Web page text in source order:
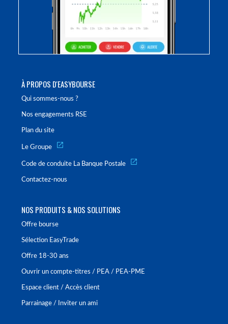
À PROPOS D'EASYBOURSE
Qui sommes-nous ?
Nos engagements RSE
Plan du site
Le Groupe
Code de conduite La Banque Postale
Contactez-nous
NOS PRODUITS & NOS SOLUTIONS
Offre bourse
Sélection EasyTrade
Offre 18-30 ans
Ouvrir un compte-titres / PEA / PEA-PME
Espace client / Accès client
Parrainage / Inviter un ami